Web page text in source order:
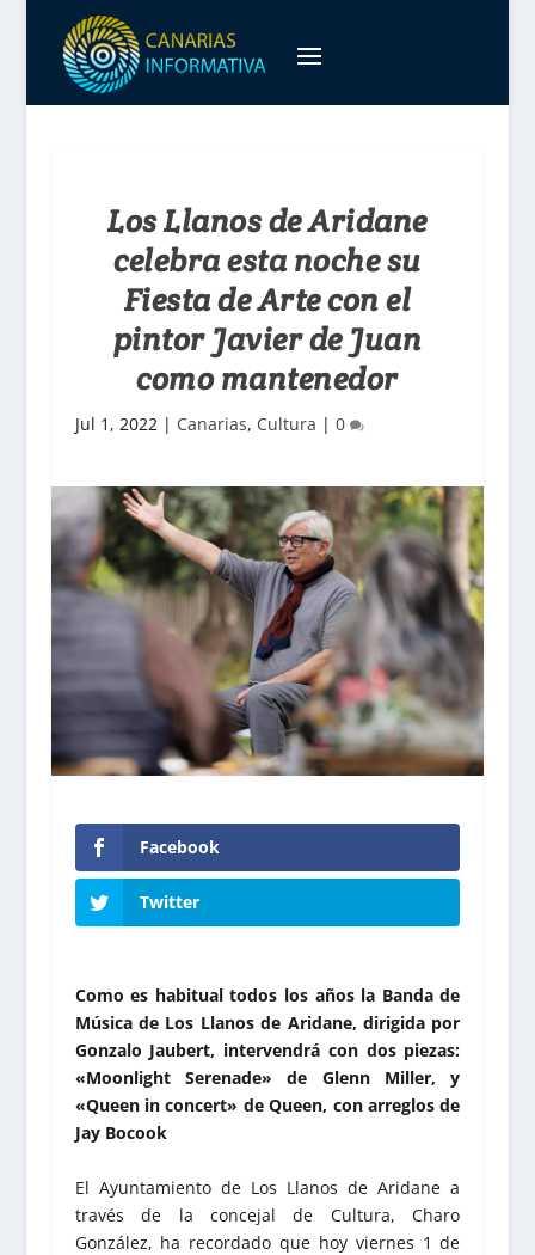
Los Llanos de Aridane
celebra esta noche su
Fiesta de Arte con el
pintor Javier de Juan
como mantenedor
Jul 1, 2022| Canarias, Cultura | 0
Facebook
Twitter
Como es habitual todos los años la Banda de
Música de Los Llanos de Aridane, dirigida por
Gonzalo Jaubert, intervendrá con dos piezas:
«Moonlight Serenade» de Glenn Miller, y
«Queen in concert» de Queen, con arreglos de
Jay Bocook
El Ayuntamiento de Los Llanos de Aridane a
través de la concejal de Cultura, Charo
González, ha recordado que hoy viernes 1 de